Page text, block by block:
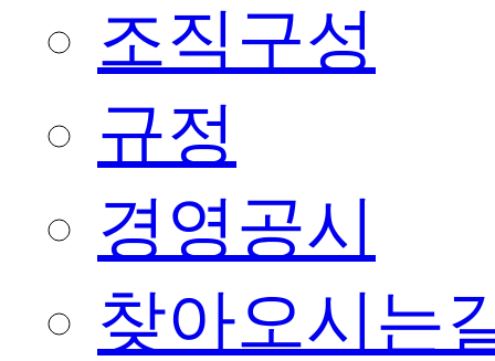
조직구성
규정
경영공시
찾아오시는